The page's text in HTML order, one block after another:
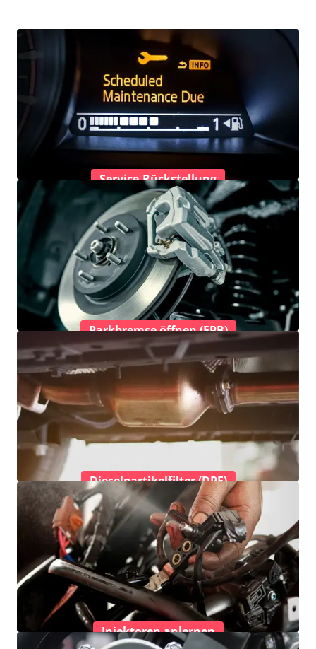
Service-Rückstellung
Parkbremse öffnen (EPB)
Dieselpartikelfilter (DPF)
Injektoren anlernen